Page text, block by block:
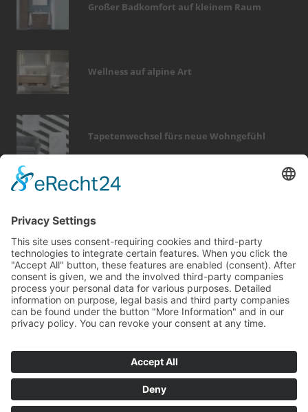
Großer Badkomfort auf kleinem Raum
Wellness auf alpine Art
Tapetenwechsel fürs neue Wohngefühl
fotovoltaik dämmung smart home
heizung
fußboden
holz modernisieren
garten
entfeuchtung
renovieren sanieren
outdoor
wellness
rund ums haus fenster
elektro